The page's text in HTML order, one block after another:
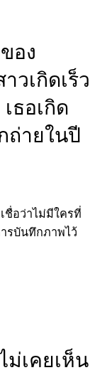
อง
วเกิดเร็ว
ธอเกิด
ถ่ายในปี
ชื่อว่าไม่มีใครที่
รบันทึกภาพไว้
ม่เคยเห็น